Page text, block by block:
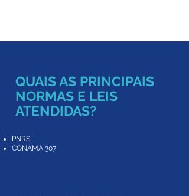
QUAIS AS PRINCIPAIS
NORMAS E LEIS
ATENDIDAS?
PNRS
CONAMA 307